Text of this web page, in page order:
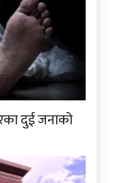
दुई जनाको